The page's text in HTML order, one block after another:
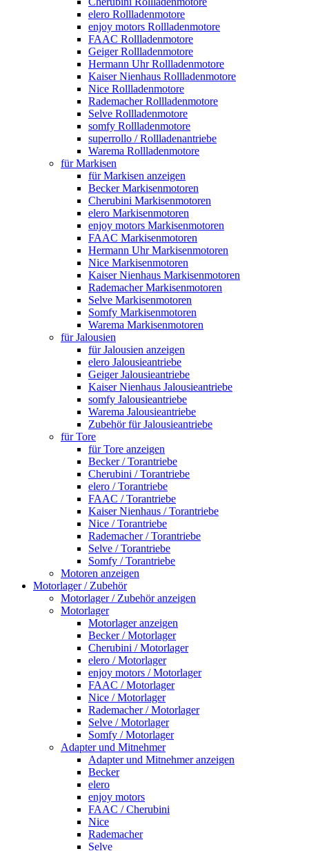
elero Rollladenmotore
enjoy motors Rollladenmotore
FAAC Rollladenmotore
Geiger Rollladenmotore
Hermann Uhr Rollladenmotore
Kaiser Nienhaus Rollladenmotore
Nice Rollladenmotore
Rademacher Rollladenmotore
Selve Rollladenmotore
somfy Rollladenmotore
superrollo / Rollladenantriebe
Warema Rollladenmotore
für Markisen
für Markisen anzeigen
Becker Markisenmotoren
Cherubini Markisenmotoren
elero Markisenmotoren
enjoy motors Markisenmotoren
FAAC Markisenmotoren
Hermann Uhr Markisenmotoren
Nice Markisenmotoren
Kaiser Nienhaus Markisenmotoren
Rademacher Markisenmotoren
Selve Markisenmotoren
Somfy Markisenmotoren
Warema Markisenmotoren
für Jalousien
für Jalousien anzeigen
elero Jalousieantriebe
Geiger Jalousieantriebe
Kaiser Nienhaus Jalousieantriebe
somfy Jalousieantriebe
Warema Jalousieantriebe
Zubehör für Jalousieantriebe
für Tore
für Tore anzeigen
Becker / Torantriebe
Cherubini / Torantriebe
elero / Torantriebe
FAAC / Torantriebe
Kaiser Nienhaus / Torantriebe
Nice / Torantriebe
Rademacher / Torantriebe
Selve / Torantriebe
Somfy / Torantriebe
Motoren anzeigen
Motorlager / Zubehör
Motorlager / Zubehör anzeigen
Motorlager
Motorlager anzeigen
Becker / Motorlager
Cherubini / Motorlager
elero / Motorlager
enjoy motors / Motorlager
FAAC / Motorlager
Nice / Motorlager
Rademacher / Motorlager
Selve / Motorlager
Somfy / Motorlager
Adapter und Mitnehmer
Adapter und Mitnehmer anzeigen
Becker
elero
enjoy motors
FAAC / Cherubini
Nice
Rademacher
Selve